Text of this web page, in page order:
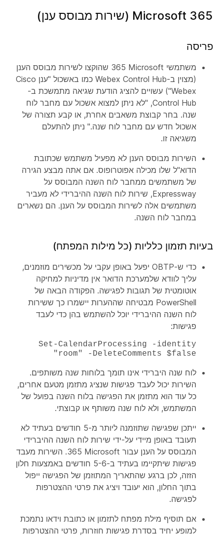
Microsoft 365 (שירות מבוסס ענן)
פריסה
משתמשי Microsoft‏ 365 שהוקצו לשירות מבוסס הענן
(מצוין ב-Webex Control Hub כמו באשכול "ענן Cisco
Webex") עשויים להציג הודעת שגיאה מתמשכת ב-
Control Hub, "לא ניתן למצוא אשכול עם מחבר לוח
שנה. בחר קבוצת משאבים אחרת, או קבע תצורה של
אשכול חדש עם מחבר לוח שנה." ניתן להתעלם
משגיאה זו.
השירות מבוסס הענן לא מפעיל משתמש שכתובת
הדוא"ל שלו מכילה אפוטרופוס. אם אתה מבצע הגירה
של משתמשים ממחבר לוח השנה המבוסס על
Expressway, שירות לוח השנה ההיברידי לא מעביר
משתמשים אלה לשירות המבוסס על הענן. הם נשארים
במחבר לוח השנה.
בעיות תזמון כלליות (כל מילות המפתח)
כדי ש-OBTP יפעל באופן עקבי על מכשירים מוזמנים,
עליך לוודא שלמערכת הדואר אין מדיניות למחיקה
אוטומטית של תגובות לפגישה. הפקודה הבאה של
PowerShell מבטיחה שההערות יישמרו כך ששירות
לוח השנה ההיברידי יוכל להשתמש בהן כדי לעבד
פגישות:
Set-CalendarProcessing -identity
"room" -DeleteComments $false
לוח שנה היברידי אינו תומך בלוחות שנה משותפים.
השירות יכול לעבד פגישות שנציג מתזמן מטעם אחרים,
כל עוד הוא מתזמן את הפגישה בלוח השנה בפועל של
המשתמש, ולא לוח שנה משותף או קבוצתי.
ייתכן שפגישה שתוזמנה ליותר מ-5 חודשים בעתיד לא
תעובד באופן מיידי על-ידי שירות לוח השנה ההיברידי
המבוסס על הענן עבור Microsoft‏ 365. השירות מעבד
פגישות שיתקיימו בעתיד ב-5-6 חודשים באמצעות חלון
הזזה, לכן ברגע שהתאריך המתוזמן של הפגישה ייפול
בתוך החלון, הוא יעובד ויציג את פרטי ההצטרפות
לפגישה.
אם תוסיף מילת מפתח לתזמון או כתובת וידאו נתמכת
למופע יחיד בסדרת פגישות חוזרות, פרטי ההצטרפות